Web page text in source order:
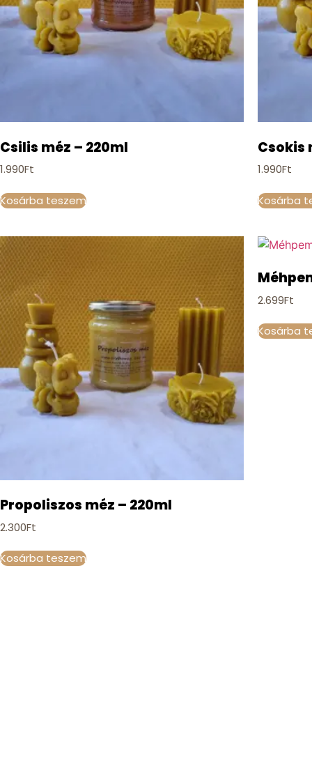
Csilis méz – 220ml
1.990Ft
Kosárba teszem
Csokis
1.990Ft
Kosárba
Propoliszos méz – 220ml
2.300Ft
Kosárba teszem
2.699Ft
Kosárba